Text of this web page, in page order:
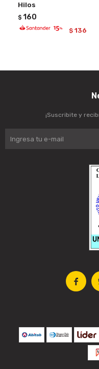
Hilos
$ 160
$ 136

¡Suscribite y